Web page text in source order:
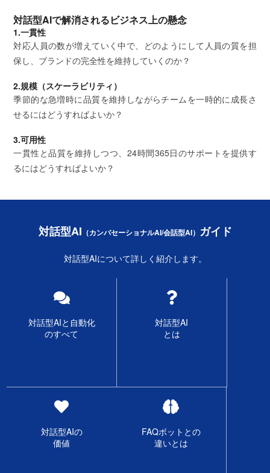
対話型AIで解消されるビジネス上の懸念
1.一貫性
対応人員の数が増えていく中で、どのようにして人員の質を担
保し、ブランドの完全性を維持していくのか？
2.規模（スケーラビリティ）
季節的な急増時に品質を維持しながらチームを一時的に成長さ
せるにはどうすればよいか？
3.可用性
一貫性と品質を維持しつつ、24時間365日のサポートを提供す
るにはどうすればよいか？
対話型AI （カンバセーショナルAI/会話型AI） ガイド
対話型AIについて詳しく紹介します。
対話型AIと自動化
のすべて
対話型AI
とは
対話型AIの
価値
FAQボットとの
違いとは